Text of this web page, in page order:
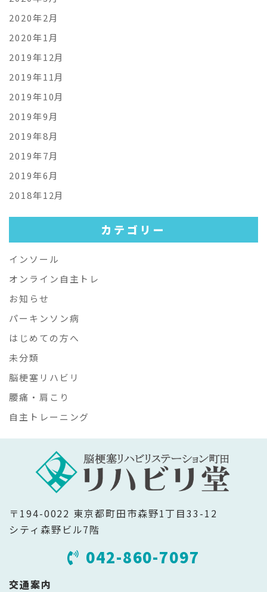
2020年2月
2020年1月
2019年12月
2019年11月
2019年10月
2019年9月
2019年8月
2019年7月
2019年6月
2018年12月
カテゴリー
インソール
オンライン自主トレ
お知らせ
パーキンソン病
はじめての方へ
未分類
脳梗塞リハビリ
腰痛・肩こり
自主トレーニング
〒194-0022 東京都町田市森野1丁目33-12
シティ森野ビル7階
042-860-7097
交通案内